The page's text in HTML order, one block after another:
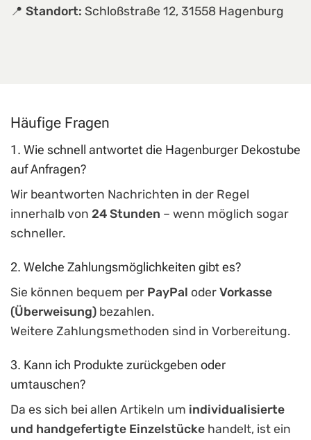
📍 Standort: Schloßstraße 12, 31558 Hagenburg
Häufige Fragen
1. Wie schnell antwortet die Hagenburger Dekostube
auf Anfragen?
Wir beantworten Nachrichten in der Regel
innerhalb von 24 Stunden – wenn möglich sogar
schneller.
2. Welche Zahlungsmöglichkeiten gibt es?
Sie können bequem per PayPal oder Vorkasse
(Überweisung) bezahlen.
Weitere Zahlungsmethoden sind in Vorbereitung.
3. Kann ich Produkte zurückgeben oder
umtauschen?
Da es sich bei allen Artikeln um individualisierte
und handgefertigte Einzelstücke handelt, ist ein